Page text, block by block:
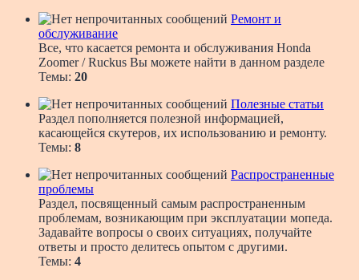
Ремонт и
обслуживание
Все, что касается ремонта и обслуживания Honda
Zoomer / Ruckus Вы можете найти в данном разделе
Темы: 20
Полезные статьи
Раздел пополняется полезной информацией,
касающейся скутеров, их использованию и ремонту.
Темы: 8
Распространенные
проблемы
Раздел, посвященный самым распространенным
проблемам, возникающим при эксплуатации мопеда.
Задавайте вопросы о своих ситуациях, получайте
ответы и просто делитесь опытом с другими.
Темы: 4